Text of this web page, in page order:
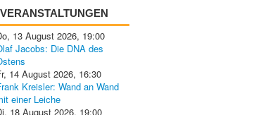
VERANSTALTUNGEN
13 August 2026, 19:00
Jacobs: Die DNA des
14 August 2026, 16:30
Kreisler: Wand an Wand
einer Leiche
18 August 2026, 19:00